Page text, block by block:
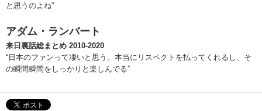
と思うのよね”
アダム・ランバート
来日裏話総まとめ 2010-2020
“日本のファンって凄いと思う。本当にリスペクトを払ってくれるし、そ
の瞬間瞬間をしっかりと楽しんでる”